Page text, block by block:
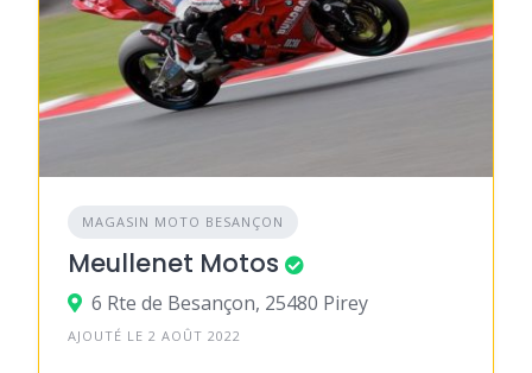
MAGASIN MOTO BESANÇON
Meullenet Motos
6 Rte de Besançon, 25480 Pirey
AJOUTÉ LE 2 AOÛT 2022